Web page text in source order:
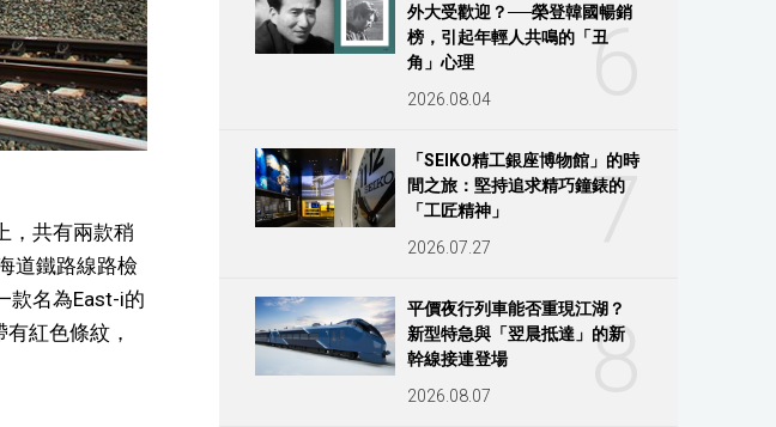
，共有兩款稍
道鐵路線路檢
款名為East-i的
紅色條紋，
6
外大受歡迎？──榮登韓國暢銷
榜，引起年輕人共鳴的「丑
角」心理
2026.08.04
7
「SEIKO精工銀座博物館」的時
間之旅：堅持追求精巧鐘錶的
「工匠精神」
2026.07.27
8
平價夜行列車能否重現江湖？
新型特急與「翌晨抵達」的新
幹線接連登場
2026.08.07